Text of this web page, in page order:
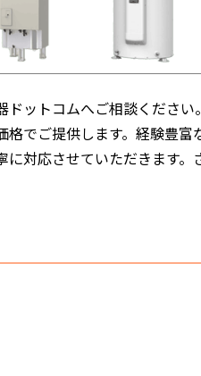
ットコムへご相談くださ
でご提供します。経験豊
対応させていただきます